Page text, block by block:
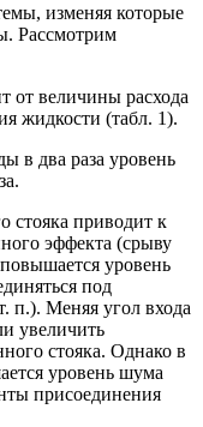
изменяя которые
Рассмотрим
от величины расхода
жидкости (табл. 1).
в два раза уровень
стояка приводит к
эффекта (срыву
уровень
под
п.). Меняя угол входа
увеличить
стояка. Однако в
уровень шума
присоединения